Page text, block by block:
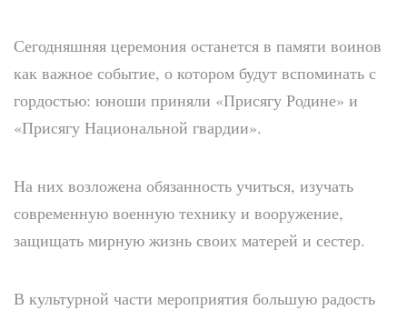
Сегодняшняя церемония останется в памяти воинов
как важное событие, о котором будут вспоминать с
гордостью: юноши приняли «Присягу Родине» и
«Присягу Национальной гвардии».
На них возложена обязанность учиться, изучать
современную военную технику и вооружение,
защищать мирную жизнь своих матерей и сестер.
В культурной части мероприятия большую радость